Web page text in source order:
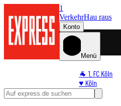
1
VerkehrHau raus
Konto
Menü
🐐 1. FC Köln
♥️ Köln
⭐ Promi